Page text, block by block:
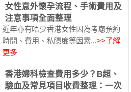
女性意外懷孕流程、手術費用及
注意事項全面整理
近年亦有唔少香港女性因為考慮預約
時間、費用、私隱度等因素...>>了解
更多
香港婦科檢查費用多少？B超、
驗血及常見項目收費整理：一次